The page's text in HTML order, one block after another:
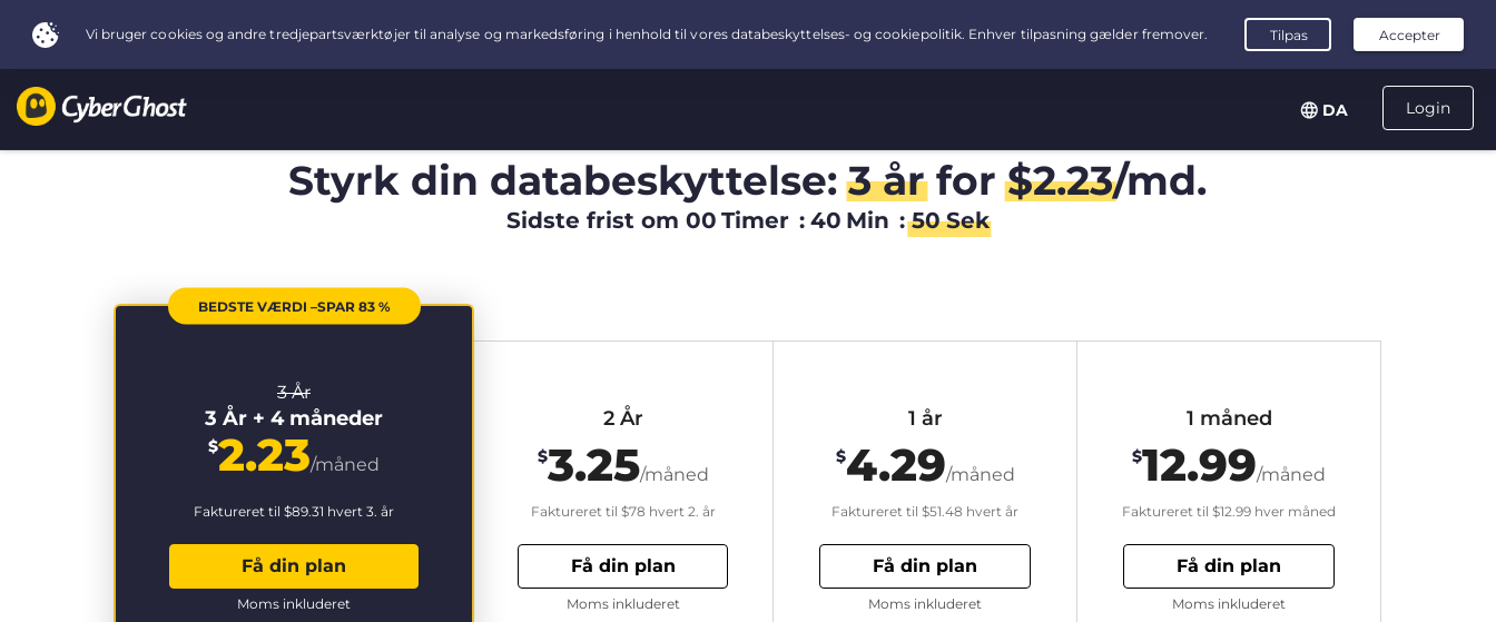
Login
DA
Styrk din databeskyttelse:3 årfor$2.23/md.
Sidste frist om 00 Timer : 40 Min : 49 Sek
BEDSTE VÆRDI –SPAR 83 %
3 År
3 År + 4 måneder
$2.23/måned
Faktureret til $89.31 hvert 3. år
Få din plan
Moms inkluderet
2 År
$3.25/måned
Faktureret til $78 hvert 2. år
Få din plan
Moms inkluderet
1 år
$4.29/måned
Faktureret til $51.48 hvert år
Få din plan
Moms inkluderet
1 måned
$12.99/måned
Faktureret til $12.99 hver måned
Få din plan
Moms inkluderet